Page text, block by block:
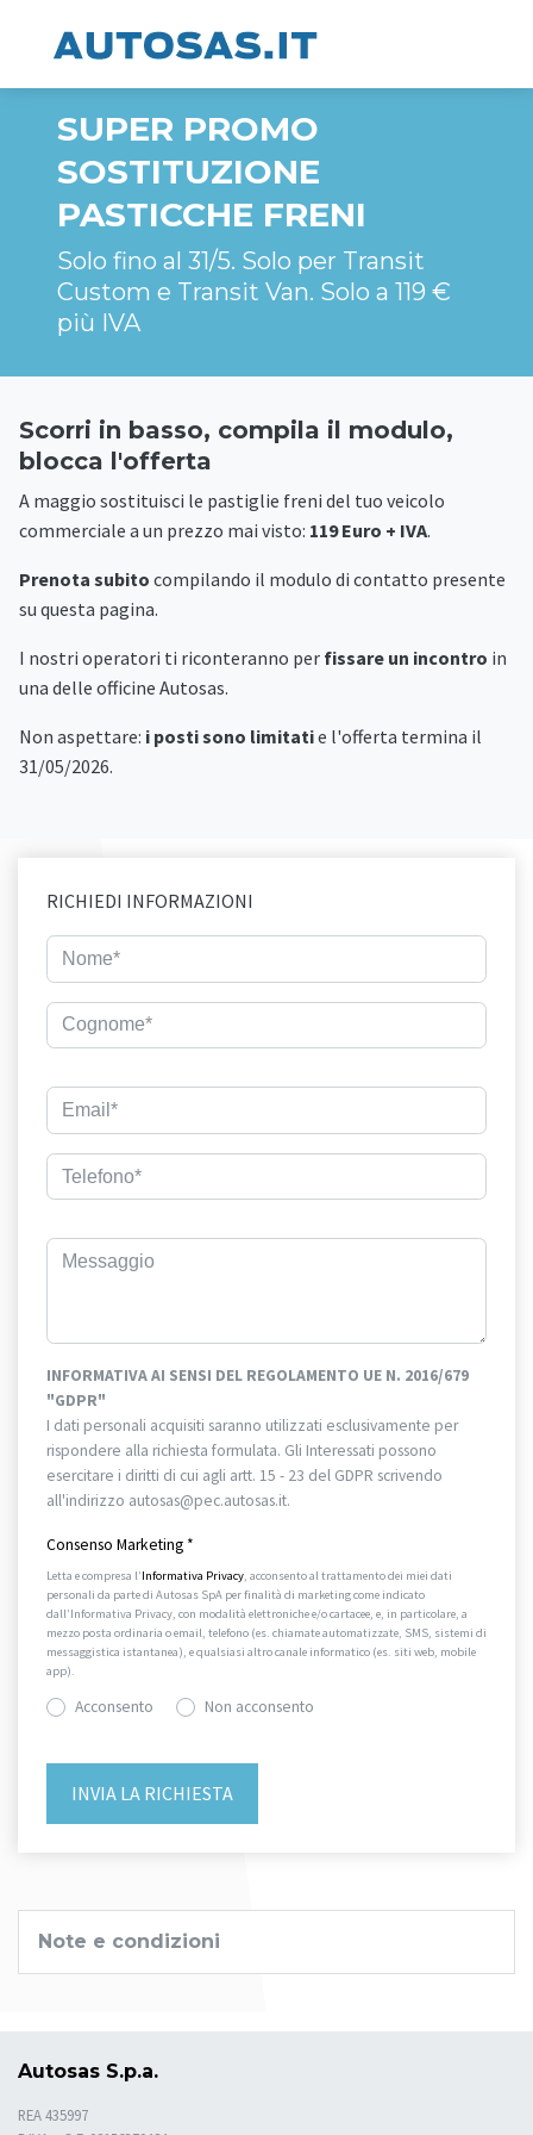
SUPER PROMO
SOSTITUZIONE
PASTICCHE FRENI
Solo fino al 31/5. Solo per Transit
Custom e Transit Van. Solo a 119 €
più IVA
Scorri in basso, compila il modulo,
blocca l'offerta
A maggio sostituisci le pastiglie freni del tuo veicolo
commerciale a un prezzo mai visto: 119 Euro + IVA.
Prenota subito compilando il modulo di contatto presente
su questa pagina.
I nostri operatori ti riconteranno per fissare un incontro in
una delle officine Autosas.
Non aspettare: i posti sono limitatie l'offerta termina il
31/05/2026.
RICHIEDI INFORMAZIONI
INFORMATIVA AI SENSI DEL REGOLAMENTO UE N. 2016/679
"GDPR"
I dati personali acquisiti saranno utilizzati esclusivamente per
rispondere alla richiesta formulata. Gli Interessati possono
esercitare i diritti di cui agli artt. 15 - 23 del GDPR scrivendo
all'indirizzo autosas@pec.autosas.it.
Consenso Marketing *
Letta e compresa l’Informativa Privacy, acconsento al trattamento dei miei dati
personali da parte di Autosas SpA per finalità di marketing come indicato
dall’Informativa Privacy, con modalità elettroniche e/o cartacee, e, in particolare, a
mezzo posta ordinaria o email, telefono (es. chiamate automatizzate, SMS, sistemi di
messaggistica istantanea), e qualsiasi altro canale informatico (es. siti web, mobile
app).
Acconsento Non acconsento
Note e condizioni
Autosas S.p.a.
REA 435997